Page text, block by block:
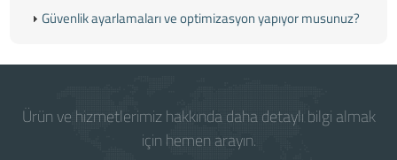
Güvenlik ayarlamaları ve optimizasyon yapıyor musunuz?
Ürün ve hizmetlerimiz hakkında daha detaylı bilgi almak
için hemen arayın.